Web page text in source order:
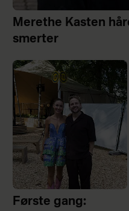
Merethe Kasten
smerter
Første gang: